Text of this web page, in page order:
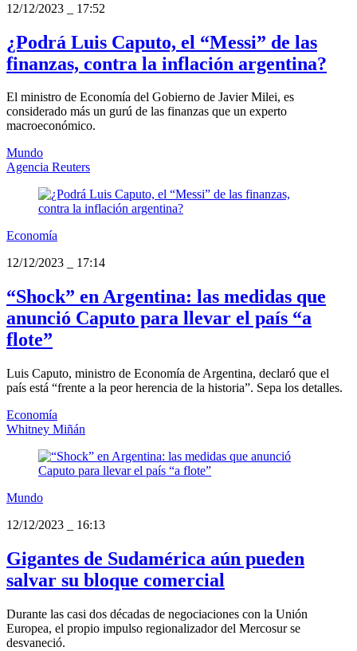
12/12/2023
17:52
¿Podrá Luis Caputo, el “Messi” de las
finanzas, contra la inflación argentina?
El ministro de Economía del Gobierno de Javier Milei, es
considerado más un gurú de las finanzas que un experto
macroeconómico.
Mundo
Agencia Reuters
Economía
12/12/2023
17:14
“Shock” en Argentina: las medidas que
anunció Caputo para llevar el país “a
flote”
Luis Caputo, ministro de Economía de Argentina, declaró que el
país está “frente a la peor herencia de la historia”. Sepa los detalles.
Economía
Whitney Miñán
Mundo
12/12/2023
16:13
Gigantes de Sudamérica aún pueden
salvar su bloque comercial
Durante las casi dos décadas de negociaciones con la Unión
Europea, el propio impulso regionalizador del Mercosur se
desvaneció.